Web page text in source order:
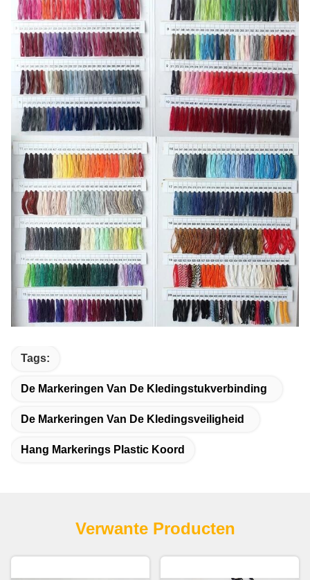
Tags:
De Markeringen Van De Kledingstukverbinding
De Markeringen Van De Kledingsveiligheid
Hang Markerings Plastic Koord
Verwante Producten